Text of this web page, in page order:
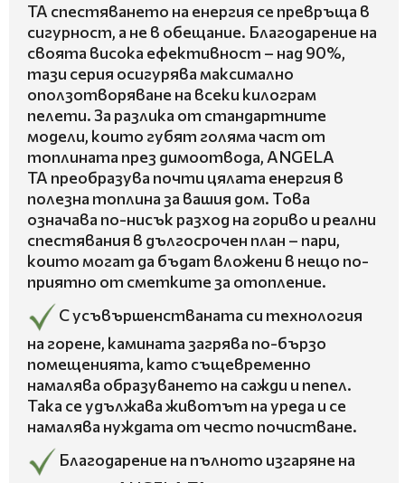
TA спестяването на енергия се превръща в
сигурност, а не в обещание. Благодарение на
своята висока ефективност – над 90%,
тази серия осигурява максимално
оползотворяване на всеки килограм
пелети. За разлика от стандартните
модели, които губят голяма част от
топлината през димоотвода, ANGELA
TA преобразува почти цялата енергия в
полезна топлина за вашия дом. Това
означава по-нисък разход на гориво и реални
спестявания в дългосрочен план – пари,
които могат да бъдат вложени в нещо по-
приятно от сметките за отопление.
С усъвършенстваната си технология
на горене, камината загрява по-бързо
помещенията, като същевременно
намалява образуването на сажди и пепел.
Така се удължава животът на уреда и се
намалява нуждата от често почистване.
Благодарение на пълното изгаряне на